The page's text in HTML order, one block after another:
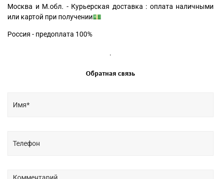
Москва и М.обл. - Курьерская доставка : оплата наличными
или картой при получении💵
Россия - предоплата 100%
.
Обратная связь